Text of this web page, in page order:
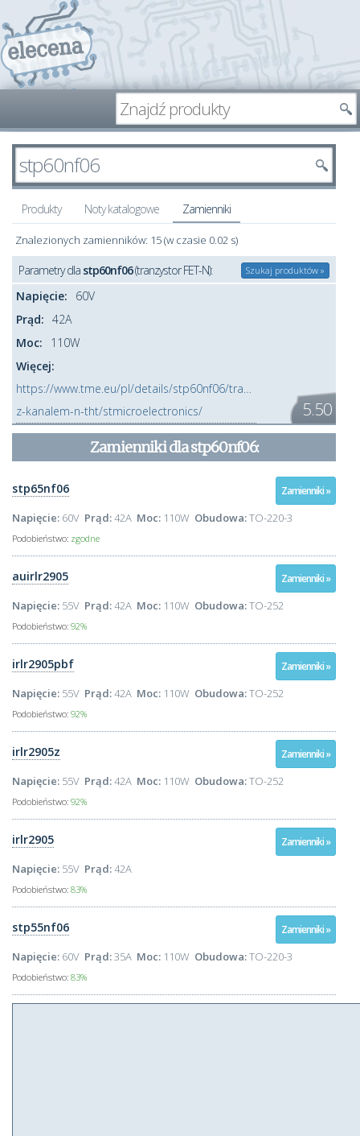
Produkty Noty katalogowe Zamienniki
Znalezionych zamienników: 15 (w czasie 0.02 s)
Szukaj produktów »
Parametry dla stp60nf06(tranzystor FET-N):
5.50
Napięcie:
60V
Prąd: 42A
Moc:
110W
Więcej:
https://www.tme.eu/pl/details/stp60nf06/tranzystory-
z-kanalem-n-tht/stmicroelectronics/
Zamienniki dlastp60nf06:
Zamienniki »
stp65nf06
Napięcie: 60V Prąd:42A Moc: 110W Obudowa:TO-220-3
Podobieństwo: zgodne
Zamienniki »
auirlr2905
Napięcie: 55V Prąd:42A Moc: 110W Obudowa:TO-252
Podobieństwo: 92%
Zamienniki »
irlr2905pbf
Napięcie: 55V Prąd:42A Moc: 110W Obudowa:TO-252
Podobieństwo: 92%
Zamienniki »
irlr2905z
Napięcie: 55V Prąd:42A Moc: 110W Obudowa:TO-252
Podobieństwo: 92%
Zamienniki »
irlr2905
Napięcie: 55V Prąd:42A
Podobieństwo: 83%
Zamienniki »
stp55nf06
Napięcie: 60V Prąd:35A Moc: 110W Obudowa:TO-220-3
Podobieństwo: 83%